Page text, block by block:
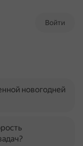
Войти
новогодней